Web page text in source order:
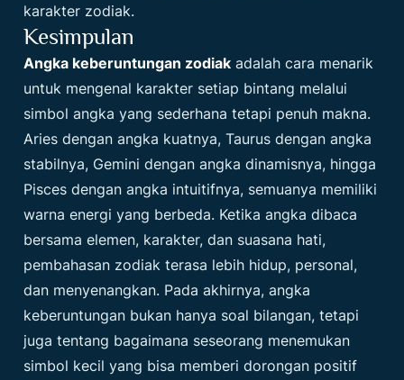
karakter zodiak.
Kesimpulan
Angka keberuntungan zodiak adalah cara menarik
untuk mengenal karakter setiap bintang melalui
simbol angka yang sederhana tetapi penuh makna.
Aries dengan angka kuatnya, Taurus dengan angka
stabilnya, Gemini dengan angka dinamisnya, hingga
Pisces dengan angka intuitifnya, semuanya memiliki
warna energi yang berbeda. Ketika angka dibaca
bersama elemen, karakter, dan suasana hati,
pembahasan zodiak terasa lebih hidup, personal,
dan menyenangkan. Pada akhirnya, angka
keberuntungan bukan hanya soal bilangan, tetapi
juga tentang bagaimana seseorang menemukan
simbol kecil yang bisa memberi dorongan positif